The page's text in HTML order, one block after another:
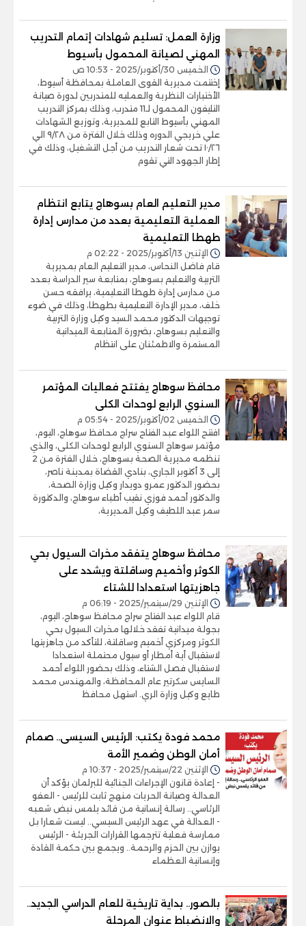
وزارة العمل: تسليم شهادات إتمام التدريب
المهني لصيانة المحمول بأسيوط
الخميس 30/أكتوبر/2025 - 10:53 ص
إختتمت مديرية القوى العاملة بمحافظة أسيوط،
الأختبارات النظرية والعمليه للمتدربين لدورة صيانة
التليفون المحمول لـ11 متدرب، وذلك بمركز التدريب
المهني بأسيوط التابع للمديرية، وتوزيع الشهادات
علي خريجي الدوره وذلك خلال الفترة من ٩/٢٨ الي
١٠/٢٦ تحت شعار التدريب من أجل التشغيل، وذلك في
إطار الجهود التي تقوم
مدير التعليم العام بسوهاج يتابع انتظام
العملية التعليمية بعدد من مدارس إدارة
طهطا التعليمية
الإثنين 13/أكتوبر/2025 - 02:22 م
قام فاضل النحاس، مدير التعليم العام بمديرية
التربية والتعليم بسوهاج، بمتابعة سير الدراسة بعدد
من مدارس إدارة طهطا التعليمية، يرافقه حسن
خلف، مدير الإدارة التعليمية بطهطا، وذلك في ضوء
توجيهات الدكتور محمد السيد وكيل وزارة التربية
والتعليم بسوهاج، بضرورة المتابعة الميدانية
المستمرة والاطمئنان على انتظام
محافظ سوهاج يفتتح فعاليات المؤتمر
السنوي الرابع لوحدات الكلى
الخميس 02/أكتوبر/2025 - 05:54 م
افتتح اللواء عبد الفتاح سراج محافظ سوهاج، اليوم،
مؤتمر سوهاج السنوي الرابع لوحدات الكلى، والذي
تنظمه مديرية الصحة بسوهاج، خلال الفترة من 2
إلى 3 أكتوبر الجاري، بنادي القضاة بمدينة ناصر،
بحضور الدكتور عمرو دويدار وكيل وزارة الصحة،
والدكتور أحمد فوزي نقيب أطباء سوهاج، والدكتورة
سمر عبد اللطيف وكيل المديرية،
محافظ سوهاج يتفقد مخرات السيول بحي
الكوثر وأخميم وساقلتة ويشدد على
جاهزيتها استعدادا للشتاء
الإثنين 29/سبتمبر/2025 - 06:19 م
قام اللواء عبد الفتاح سراج محافظ سوهاج، اليوم،
بجولة ميدانية تفقد خلالها مخرات السيول بحي
الكوثر ومركزي أخميم وساقلتة، للتأكد من جاهزيتها
لاستقبال أية أمطار أو سيول محتملة استعدادا
لاستقبال فصل الشتاء، وذلك بحضور اللواء أحمد
السايس سكرتير عام المحافظة، والمهندس محمد
طايع وكيل وزارة الري. استهل محافظ
محمد فودة يكتب: الرئيس السيسى.. صمام
أمان الوطن وضمير الأمة
الإثنين 22/سبتمبر/2025 - 10:37 م
- إعادة قانون الإجراءات الجنائية للبرلمان يؤكد أن
العدالة وصيانة الحريات منهج ثابت للرئيس - العفو
الرئاسي.. رسالة إنسانية من قائد يلمس نبض شعبه
- العدالة في عهد الرئيس السيسي.. ليست شعارا بل
ممارسة فعلية تترجمها القرارات الجريئة - الرئيس
يوازن بين الحزم والرحمة.. ويجمع بين حكمة القادة
وإنسانية العظماء
بالصور.. بداية تاريخية للعام الدراسي الجديد..
والانضباط عنوان المرحلة